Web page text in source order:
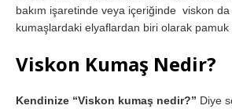
bakım işaretinde veya içeriğinde viskon da
kumaşlardaki elyaflardan biri olarak pamuk
Viskon Kumaş Nedir?
Kendinize “Viskon kumaş nedir?” Diye